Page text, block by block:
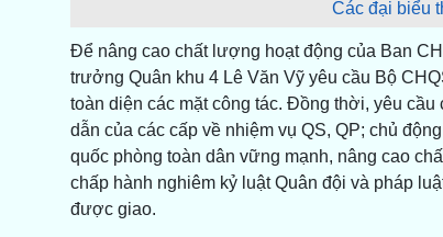
Các đại biểu
Để nâng cao chất lượng hoạt động của Ban
trưởng Quân khu 4 Lê Văn Vỹ yêu cầu Bộ
toàn diện các mặt công tác. Đồng thời, yêu
dẫn của các cấp về nhiệm vụ QS, QP; chủ
quốc phòng toàn dân vững mạnh, nâng cao
chấp hành nghiêm kỷ luật Quân đội và pháp
được giao.